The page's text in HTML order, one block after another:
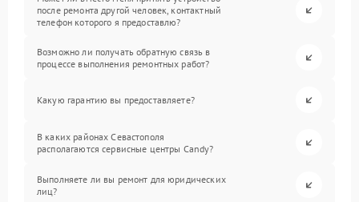
после ремонта другой человек, контактный
телефон которого я предоставлю?
Возможно ли получать обратную связь в
процессе выполнения ремонтных работ?
Какую гарантию вы предоставляете?
В каких районах Севастополя
располагаются сервисные центры Candy?
Выполняете ли вы ремонт для юридических
лиц?